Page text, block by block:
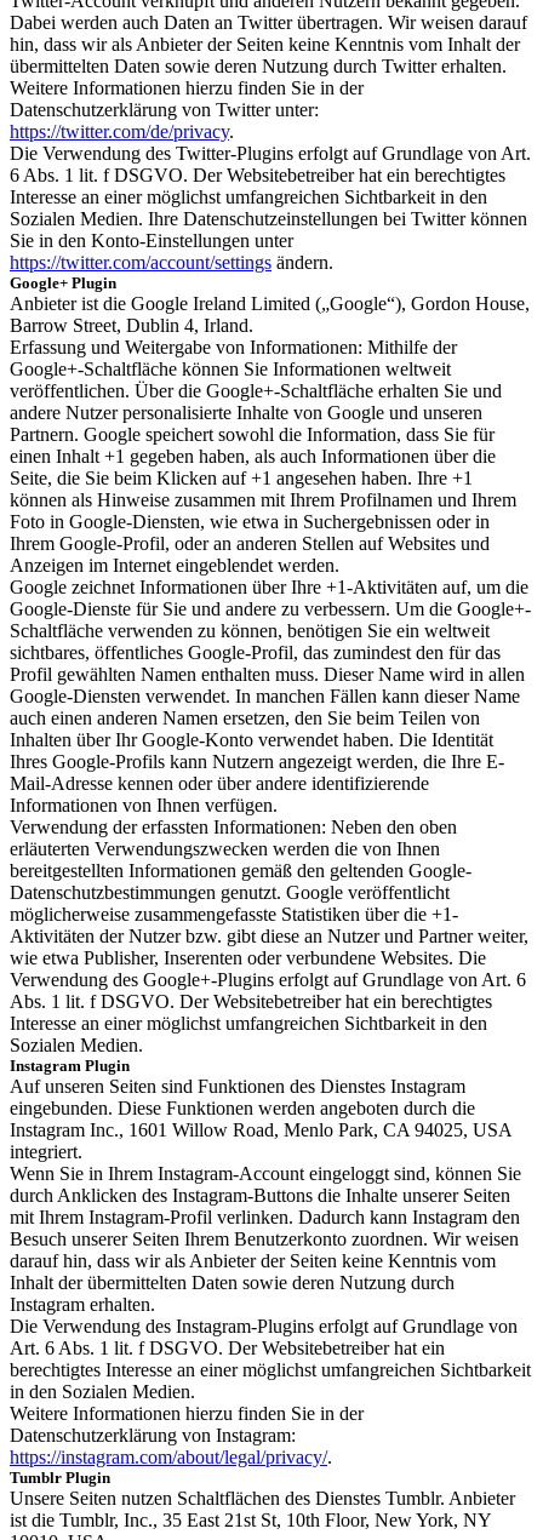
Dabei werden auch Daten an Twitter übertragen. Wir weisen darauf
hin, dass wir als Anbieter der Seiten keine Kenntnis vom Inhalt der
übermittelten Daten sowie deren Nutzung durch Twitter erhalten.
Weitere Informationen hierzu finden Sie in der
Datenschutzerklärung von Twitter unter:
https://twitter.com/de/privacy.
Die Verwendung des Twitter-Plugins erfolgt auf Grundlage von Art.
6 Abs. 1 lit. f DSGVO. Der Websitebetreiber hat ein berechtigtes
Interesse an einer möglichst umfangreichen Sichtbarkeit in den
Sozialen Medien. Ihre Datenschutzeinstellungen bei Twitter können
Sie in den Konto-Einstellungen unter
https://twitter.com/account/settings ändern.
Google+ Plugin
Anbieter ist die Google Ireland Limited („Google“), Gordon House,
Barrow Street, Dublin 4, Irland.
Erfassung und Weitergabe von Informationen: Mithilfe der
Google+-Schaltfläche können Sie Informationen weltweit
veröffentlichen. Über die Google+-Schaltfläche erhalten Sie und
andere Nutzer personalisierte Inhalte von Google und unseren
Partnern. Google speichert sowohl die Information, dass Sie für
einen Inhalt +1 gegeben haben, als auch Informationen über die
Seite, die Sie beim Klicken auf +1 angesehen haben. Ihre +1
können als Hinweise zusammen mit Ihrem Profilnamen und Ihrem
Foto in Google-Diensten, wie etwa in Suchergebnissen oder in
Ihrem Google-Profil, oder an anderen Stellen auf Websites und
Anzeigen im Internet eingeblendet werden.
Google zeichnet Informationen über Ihre +1-Aktivitäten auf, um die
Google-Dienste für Sie und andere zu verbessern. Um die Google+-
Schaltfläche verwenden zu können, benötigen Sie ein weltweit
sichtbares, öffentliches Google-Profil, das zumindest den für das
Profil gewählten Namen enthalten muss. Dieser Name wird in allen
Google-Diensten verwendet. In manchen Fällen kann dieser Name
auch einen anderen Namen ersetzen, den Sie beim Teilen von
Inhalten über Ihr Google-Konto verwendet haben. Die Identität
Ihres Google-Profils kann Nutzern angezeigt werden, die Ihre E-
Mail-Adresse kennen oder über andere identifizierende
Informationen von Ihnen verfügen.
Verwendung der erfassten Informationen: Neben den oben
erläuterten Verwendungszwecken werden die von Ihnen
bereitgestellten Informationen gemäß den geltenden Google-
Datenschutzbestimmungen genutzt. Google veröffentlicht
möglicherweise zusammengefasste Statistiken über die +1-
Aktivitäten der Nutzer bzw. gibt diese an Nutzer und Partner weiter,
wie etwa Publisher, Inserenten oder verbundene Websites. Die
Verwendung des Google+-Plugins erfolgt auf Grundlage von Art. 6
Abs. 1 lit. f DSGVO. Der Websitebetreiber hat ein berechtigtes
Interesse an einer möglichst umfangreichen Sichtbarkeit in den
Sozialen Medien.
Instagram Plugin
Auf unseren Seiten sind Funktionen des Dienstes Instagram
eingebunden. Diese Funktionen werden angeboten durch die
Instagram Inc., 1601 Willow Road, Menlo Park, CA 94025, USA
integriert.
Wenn Sie in Ihrem Instagram-Account eingeloggt sind, können Sie
durch Anklicken des Instagram-Buttons die Inhalte unserer Seiten
mit Ihrem Instagram-Profil verlinken. Dadurch kann Instagram den
Besuch unserer Seiten Ihrem Benutzerkonto zuordnen. Wir weisen
darauf hin, dass wir als Anbieter der Seiten keine Kenntnis vom
Inhalt der übermittelten Daten sowie deren Nutzung durch
Instagram erhalten.
Die Verwendung des Instagram-Plugins erfolgt auf Grundlage von
Art. 6 Abs. 1 lit. f DSGVO. Der Websitebetreiber hat ein
berechtigtes Interesse an einer möglichst umfangreichen Sichtbarkeit
in den Sozialen Medien.
Weitere Informationen hierzu finden Sie in der
Datenschutzerklärung von Instagram:
https://instagram.com/about/legal/privacy/.
Tumblr Plugin
Unsere Seiten nutzen Schaltflächen des Dienstes Tumblr. Anbieter
ist die Tumblr, Inc., 35 East 21st St, 10th Floor, New York, NY